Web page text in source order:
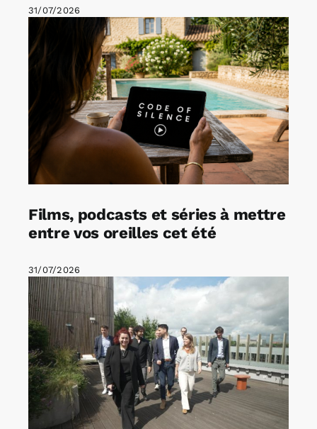
31/07/2026
Films, podcasts et séries à mettre
entre vos oreilles cet été
31/07/2026